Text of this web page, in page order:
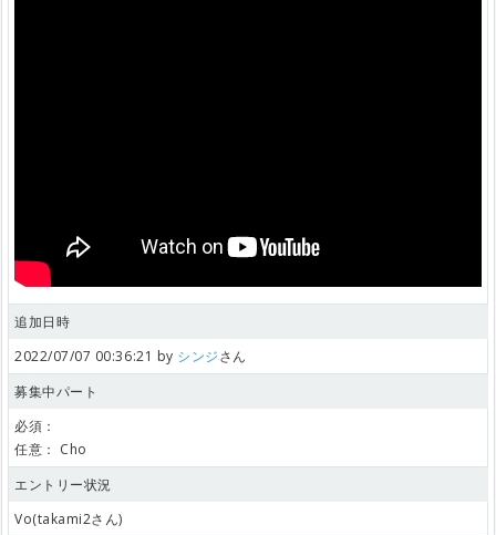
追加日時
2022/07/07 00:36:21 by シンジさん
募集中パート
必須：
任意： Cho
エントリー状況
Vo(takami2さん)